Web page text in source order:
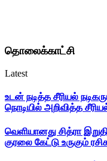
தொலைக்காட்சி
Latest
உடன் நடித்த சீரியல்
நொடியில் அறிவித்த
வெளியானது சித்ரா
குரலை கேட்டு உருகும்